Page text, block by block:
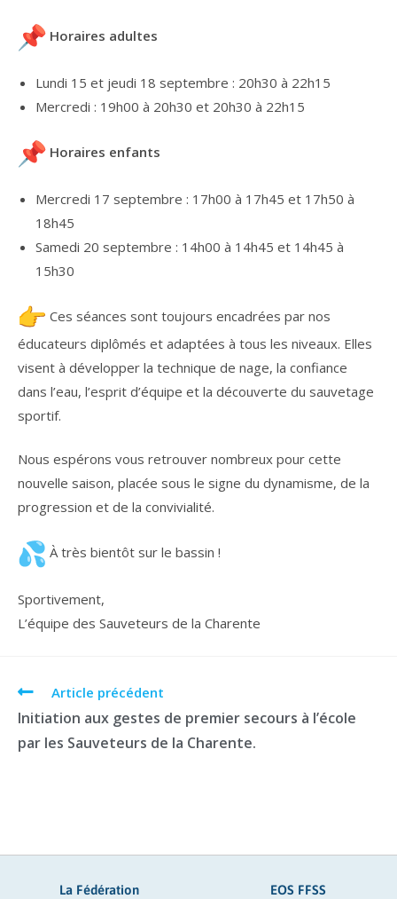
Horaires adultes
Lundi 15 et jeudi 18 septembre : 20h30 à 22h15
Mercredi : 19h00 à 20h30 et 20h30 à 22h15
Horaires enfants
Mercredi 17 septembre : 17h00 à 17h45 et 17h50 à
18h45
Samedi 20 septembre : 14h00 à 14h45 et 14h45 à
15h30
Ces séances sont toujours encadrées par nos
éducateurs diplômés et adaptées à tous les niveaux. Elles
visent à développer la technique de nage, la confiance
dans l’eau, l’esprit d’équipe et la découverte du sauvetage
sportif.
Nous espérons vous retrouver nombreux pour cette
nouvelle saison, placée sous le signe du dynamisme, de la
progression et de la convivialité.
À très bientôt sur le bassin !
Sportivement,
L’équipe des Sauveteurs de la Charente
Article précédent
Initiation aux gestes de premier secours à l’école
par les Sauveteurs de la Charente.
La Fédération EOS FFSS